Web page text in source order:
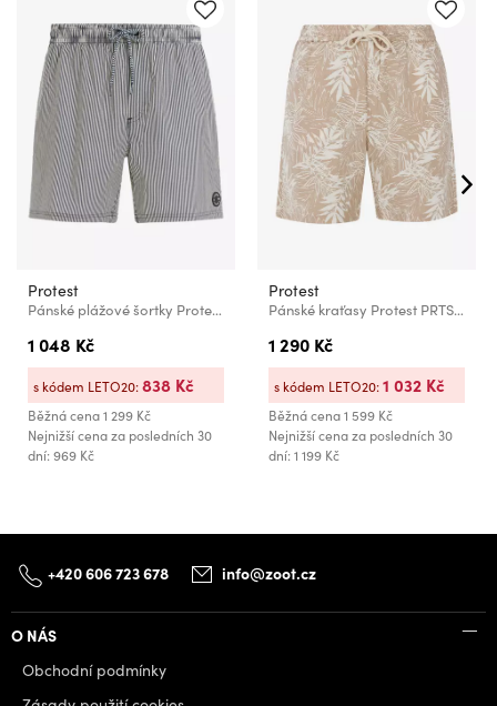
Protest
Pánské plážové šortky Protest PRTMANAMA
1 048 Kč
Běžná cena1 299 Kč
Nejnižší cena za posledních 30
dní: 969 Kč
s kódem LETO20:838 Kč
Protest
Pánské kraťasy Protest PRTSPARK
1 290 Kč
Běžná cena1 599 Kč
Nejnižší cena za posledních 30
dní: 1 199 Kč
s kódem LETO20:1 032 Kč
+420 606 723 678 info@zoot.cz
O NÁS
Obchodní podmínky